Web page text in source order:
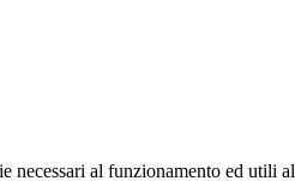
necessari al funzionamento ed utili